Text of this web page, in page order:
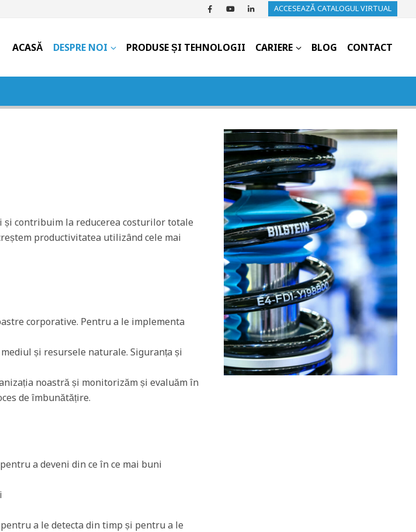
ACCESEAZĂ CATALOGUL VIRTUAL
ACASĂ DESPRE NOI PRODUSE ȘI TEHNOLOGII CARIERE BLOG CONTACT
contribuim la reducerea costurilor totale
productivitatea utilizând cele mai
corporative. Pentru a le implementa
și resursele naturale. Siguranța și
noastră și monitorizăm și evaluăm în
de îmbunătățire.
a deveni din ce în ce mai buni
a le detecta din timp și pentru a le